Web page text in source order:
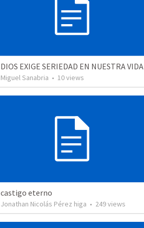
DIOS EXIGE SERIEDAD EN NUESTRA VIDA
Miguel Sanabria • 10views
castigo eterno
Jonathan Nicolás Pérez higa • 249views